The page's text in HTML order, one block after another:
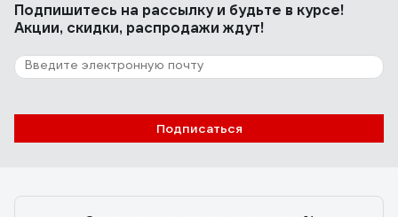
Подпишитесь на рассылкуи будьте в курсе!
Акции, скидки, распродажи ждут!
Подписаться